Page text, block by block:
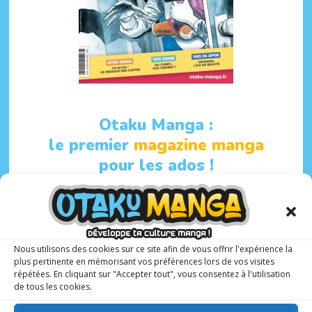
Nous utilisons des cookies sur ce site afin de vous offrir l'expérience la
plus pertinente en mémorisant vos préférences lors de vos visites
répétées. En cliquant sur "Accepter tout", vous consentez à l'utilisation
de tous les cookies.
Otaku Manga :
le premier magazine manga
pour les ados !
6 N° PAR AN 10-17 ANS
Avec à sa tête un rédacteur en chef spécialisé et
expérimenté, Matthieu Pinon, Otaku Manga présente
une sélection de
aux adolescents.